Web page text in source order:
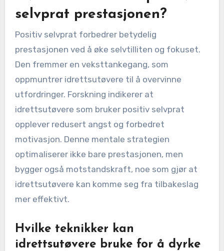
selvprat prestasjonen?
Positiv selvprat forbedrer betydelig
prestasjonen ved å øke selvtilliten og fokuset.
Den fremmer en veksttankegang, som
oppmuntrer idrettsutøvere til å overvinne
utfordringer. Forskning indikerer at
idrettsutøvere som bruker positiv selvprat
opplever redusert angst og forbedret
motivasjon. Denne mentale strategien
optimaliserer ikke bare prestasjonen, men
bygger også motstandskraft, noe som gjør at
idrettsutøvere kan komme seg fra tilbakeslag
mer effektivt.
Hvilke teknikker kan
idrettsutøvere bruke for å dyrke